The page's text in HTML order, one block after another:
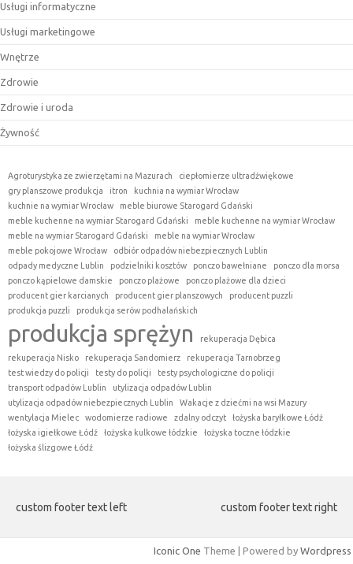
Usługi informatyczne
Usługi marketingowe
Wnętrze
Zdrowie
Zdrowie i uroda
Żywność
Agroturystyka ze zwierzętami na Mazurach
ciepłomierze ultradźwiękowe
gry planszowe produkcja
itron
kuchnia na wymiar Wrocław
kuchnie na wymiar Wrocław
meble biurowe Starogard Gdański
meble kuchenne na wymiar Starogard Gdański
meble kuchenne na wymiar Wrocław
meble na wymiar Starogard Gdański
meble na wymiar Wrocław
meble pokojowe Wrocław
odbiór odpadów niebezpiecznych Lublin
odpady medyczne Lublin
podzielniki kosztów ponczo bawełniane
ponczo dla morsa
ponczo kąpielowe damskie
ponczo plażowe
ponczo plażowe dla dzieci
producent gier karcianych
producent gier planszowych
producent puzzli
produkcja puzzli
produkcja serów podhalańskich
produkcja sprężyn
rekuperacja Dębica
rekuperacja Nisko
rekuperacja Sandomierz
rekuperacja Tarnobrzeg
test wiedzy do policji
testy do policji
testy psychologiczne do policji
transport odpadów Lublin
utylizacja odpadów Lublin
utylizacja odpadów niebezpiecznych Lublin
Wakacje z dziećmi na wsi Mazury
wentylacja Mielec
wodomierze radiowe zdalny odczyt
łożyska baryłkowe Łódź
łożyska igiełkowe Łódź
łożyska kulkowe łódzkie
łożyska toczne łódzkie
łożyska ślizgowe Łódź
custom footer text left custom footer text right
Iconic One Theme | Powered by Wordpress